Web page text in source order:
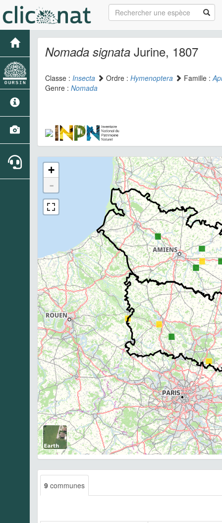
Nomada signata Jurine, 1807
Classe : Insecta Ordre : Hymenoptera Famille :
Genre : Nomada
+
-
9 communes